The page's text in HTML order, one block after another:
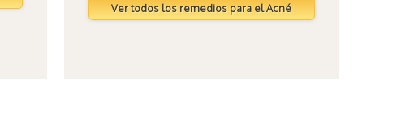
Ver todos los remedios para el Acné